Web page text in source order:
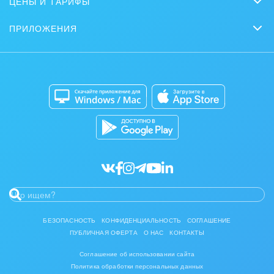
Контакт-центр
Маркетинг
Нейросети
Кибербезопасность
Партнеры
Стать партнером
Битрикс24 для Энтерпрайз
ПРИЛОЖЕНИЯ
Битрикс24 Маркет
Разработчикам приложений
БЕЗОПАСНОСТЬ КОНФИДЕНЦИАЛЬНОСТЬ
СОГЛАШЕНИЕ
ПУБЛИЧНАЯ ОФЕРТА
О НАС КОНТАКТЫ
Соглашение об использовании сайта
Политика обработки персональных данных